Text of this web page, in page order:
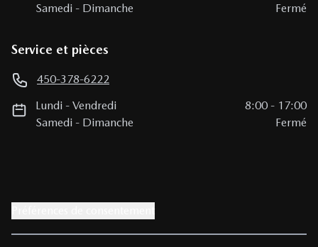
Samedi - Dimanche Fermé
Service et pièces
450-378-6222
Lundi -Vendredi 8:00 - 17:00
Samedi - Dimanche Fermé